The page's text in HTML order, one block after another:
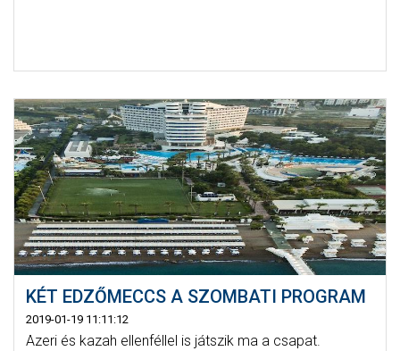
KÉT EDZŐMECCS A SZOMBATI PROGRAM
2019-01-19 11:11:12
Azeri és kazah ellenféllel is játszik ma a csapat.